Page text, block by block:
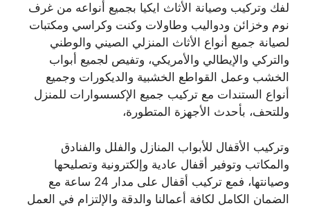
لفك وتركيب وصيانة الأثاث ايكيا بجميع أنواعه من غرف
نوم وخزائن ودواليب وطاولات وكنت وكراسي ومكتبات
لصيانة جميع أنواع الأثاث المنزلي الصيني والوطني
والتركي والإيطالي والأمريكي، وتفيص لجميع أبواب
الخشب وعمل القواطع الخشبية والديكورات وجميع
أنواع الستندات مع تركيب جميع الإكسسوارات للمنزل
وللتحف، بأحدث الأجهزة المتطورة،
وتركيب الأقفال للأبواب المنازل والفلل والفنادق
والمكاتب وتوفير أقفال عادية وإلكترونية وتصليحها
وصيانتها، فمع تركيب أقفال على مدار 24 ساعة مع
الضمان الكامل لكافة أعمالنا والدقة والإلتزام في العمل